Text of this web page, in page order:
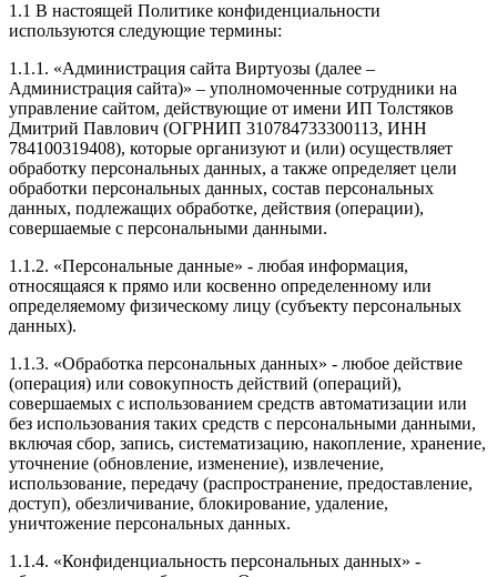
1.1 В настоящей Политике конфиденциальности
используются следующие термины:
1.1.1. «Администрация сайта Виртуозы (далее –
Администрация сайта)» – уполномоченные сотрудники на
управление сайтом, действующие от имени ИП Толстяков
Дмитрий Павлович (ОГРНИП 310784733300113, ИНН
784100319408), которые организуют и (или) осуществляет
обработку персональных данных, а также определяет цели
обработки персональных данных, состав персональных
данных, подлежащих обработке, действия (операции),
совершаемые с персональными данными.
1.1.2. «Персональные данные» - любая информация,
относящаяся к прямо или косвенно определенному или
определяемому физическому лицу (субъекту персональных
данных).
1.1.3. «Обработка персональных данных» - любое действие
(операция) или совокупность действий (операций),
совершаемых с использованием средств автоматизации или
без использования таких средств с персональными данными,
включая сбор, запись, систематизацию, накопление, хранение,
уточнение (обновление, изменение), извлечение,
использование, передачу (распространение, предоставление,
доступ), обезличивание, блокирование, удаление,
уничтожение персональных данных.
1.1.4. «Конфиденциальность персональных данных» -